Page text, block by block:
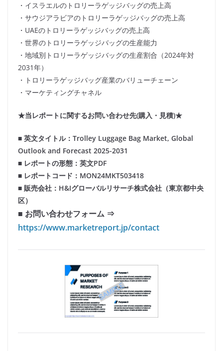
・イスラエルのトロリーラゲッジバッグの売上高
・サウジアラビアのトロリーラゲッジバッグの売上高
・UAEのトロリーラゲッジバッグの売上高
・世界のトロリーラゲッジバッグの生産能力
・地域別トロリーラゲッジバッグの生産割合（2024年対
2031年）
・トロリーラゲッジバッグ産業のバリューチェーン
・マーケティングチャネル
★当レポートに関するお問い合わせ先(購入・見積)★
■ 英文タイトル：Trolley Luggage Bag Market, Global
Outlook and Forecast 2025-2031
■ レポートの形態：英文PDF
■ レポートコード：MON24MKT503418
■ 販売会社：H&Iグローバルリサーチ株式会社（東京都中央
区）
■ お問い合わせフォーム ⇒
https://www.marketreport.jp/contact